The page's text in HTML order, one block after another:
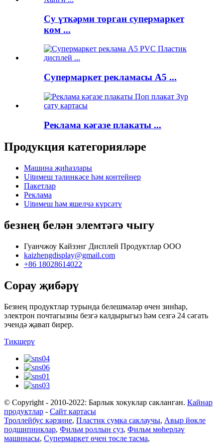
Су үткәрми торган супермаркет
ком ...
Супермаркет рекламасы A5 ...
Реклама кәгазе плакаты ...
Продукция категорияләре
Машина җиһазлары
Uitимеш тәлинкәсе һәм контейнер
Пакетлар
Реклама
Uitимеш һәм яшелчә күрсәтү
безнең белән элемтәгә чыгу
Гуанчжоу Кайзэнг Дисплей Продуктлар ООО
kaizhengdisplay@gmail.com
+86 18028614022
Сорау җибәрү
Безнең продуктлар турында белешмәләр өчен зинһар,
электрон почтагызны безгә калдырыгыз һәм сезгә 24 сәгать
эчендә җавап бирер.
Тикшерү
© Copyright - 2010-2022: Барлык хокуклар сакланган. Кайнар
продуктлар - Сайт картасы
Троллейбус кәрзине, Пластик сумка саклаучы, Авыр йөкле
подшипниклар, Фильм роллын суз, Фильм мөһерләү
машинасы, Супермаркет өчен төсле тасма,